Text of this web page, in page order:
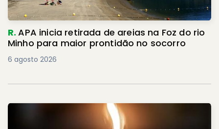
R.APA inicia retirada de areias na Foz do rio
Minho para maior prontidão no socorro
6 agosto 2026